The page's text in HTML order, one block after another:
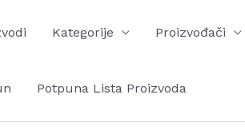
Kategorije Proizvođači
Potpuna Lista Proizvoda